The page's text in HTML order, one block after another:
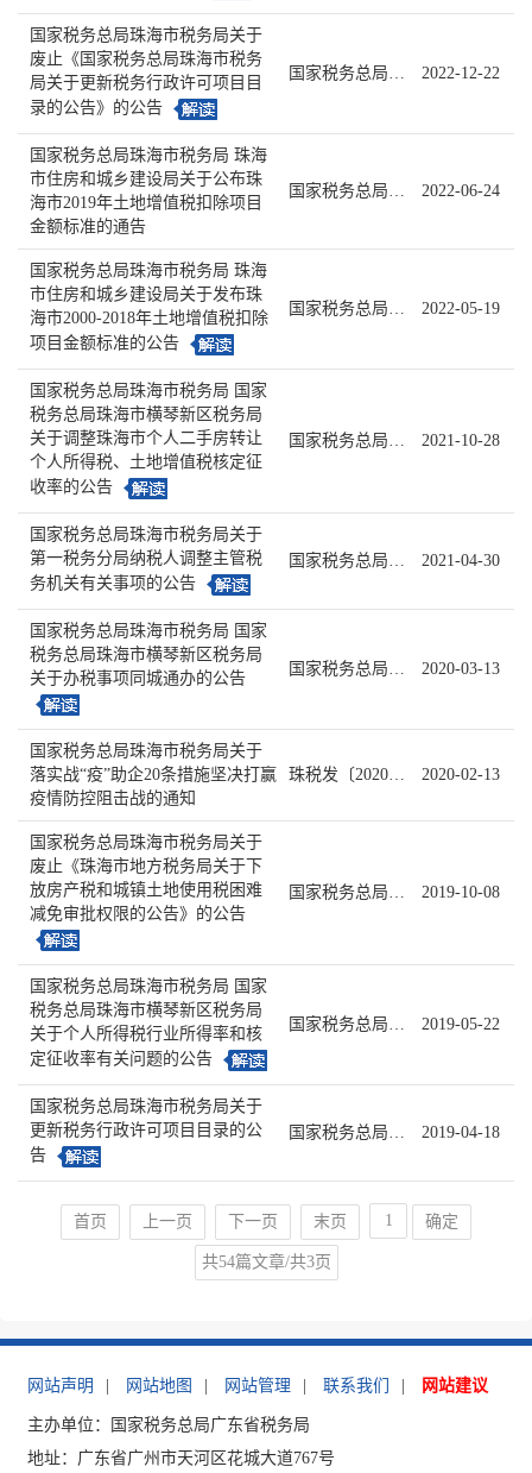
国家税务总局珠海市税务局关于
废止《国家税务总局珠海市税务
局关于更新税务行政许可项目目
录的公告》的公告
国家税务总局珠海市税务局公告2022年第2号 2022-12-22
国家税务总局珠海市税务局 珠海
市住房和城乡建设局关于公布珠
海市2019年土地增值税扣除项目
金额标准的通告
国家税务总局珠海市税务局公告2022年第2号 2022-06-24
国家税务总局珠海市税务局 珠海
市住房和城乡建设局关于发布珠
海市2000-2018年土地增值税扣除
项目金额标准的公告
国家税务总局珠海市税务局 珠海市住房和城乡建设局公告2022年第1号 2022-05-19
国家税务总局珠海市税务局 国家
税务总局珠海市横琴新区税务局
关于调整珠海市个人二手房转让
个人所得税、土地增值税核定征
收率的公告
国家税务总局珠海市税务局公告 国家税务总局珠海市横琴新区税务局公告2021年第3号 2021-10-28
国家税务总局珠海市税务局关于
第一税务分局纳税人调整主管税
务机关有关事项的公告
国家税务总局珠海市税务局公告2021年第2号 2021-04-30
国家税务总局珠海市税务局 国家
税务总局珠海市横琴新区税务局
关于办税事项同城通办的公告
国家税务总局珠海市税务局公告 国家税务总局珠海市横琴新区税务局公告2020年第1号 2020-03-13
国家税务总局珠海市税务局关于
落实战“疫”助企20条措施坚决打赢
疫情防控阻击战的通知
珠税发〔2020〕8号 2020-02-13
国家税务总局珠海市税务局关于
废止《珠海市地方税务局关于下
放房产税和城镇土地使用税困难
减免审批权限的公告》的公告
国家税务总局珠海市税务局公告2019年第4号 2019-10-08
国家税务总局珠海市税务局 国家
税务总局珠海市横琴新区税务局
关于个人所得税行业所得率和核
定征收率有关问题的公告
国家税务总局珠海市税务局 国家税务总局珠海市横琴新区税务局公告2019年第3号 2019-05-22
国家税务总局珠海市税务局关于
更新税务行政许可项目目录的公
告
国家税务总局珠海市税务局公告2019年第2号 2019-04-18
首页 上一页 下一页 末页 确定
共54篇文章/共3页
网站声明 | 网站地图 | 网站管理 | 联系我们 | 网站建议
主办单位：国家税务总局广东省税务局
地址：广东省广州市天河区花城大道767号